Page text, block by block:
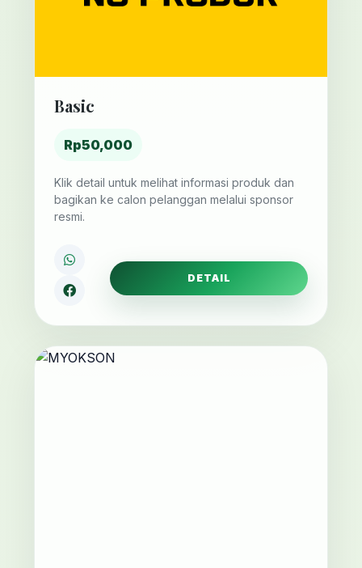
Basic
Rp50,000
Klik detail untuk melihat informasi produk dan
bagikan ke calon pelanggan melalui sponsor
resmi.
DETAIL